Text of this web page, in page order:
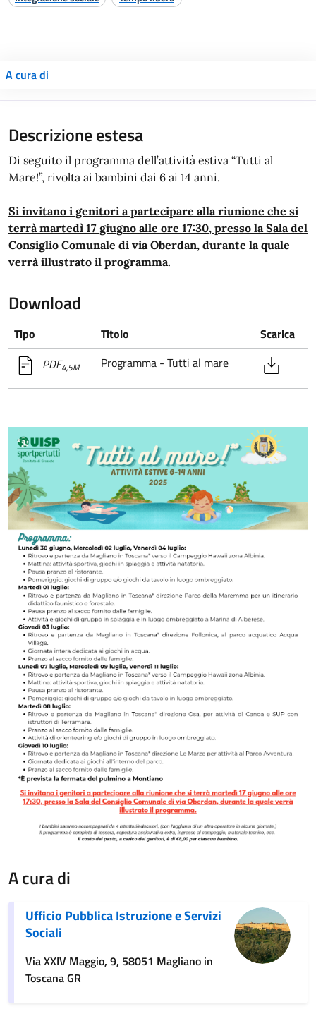
A cura di
Descrizione estesa
Di seguito il programma dell’attività estiva “Tutti al
Mare!”, rivolta ai bambini dai 6 ai 14 anni.
Si invitano i genitori a partecipare alla riunione che si
terrà martedì 17 giugno alle ore 17:30, presso la Sala del
Consiglio Comunale di via Oberdan, durante la quale
verrà illustrato il programma.
Download
Tipo Titolo
Scarica
PDF4,5M Programma - Tutti al mare
A cura di
Ufficio Pubblica Istruzione e Servizi
Sociali
Via XXIV Maggio, 9, 58051 Magliano in
Toscana GR